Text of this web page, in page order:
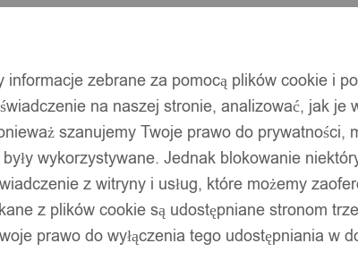
zebrane za pomocą plików cookie i
na naszej stronie, analizować, jak je
szanujemy Twoje prawo do prywatności,
wykorzystywane. Jednak blokowanie
z witryny i usług, które możemy
z plików cookie są udostępniane stronom
prawo do wyłączenia tego udostępniania w